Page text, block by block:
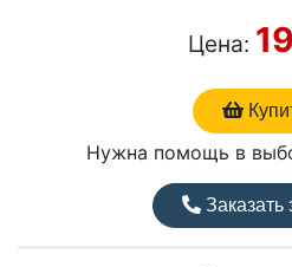
Цена:
Нужна помощь в
Заказать